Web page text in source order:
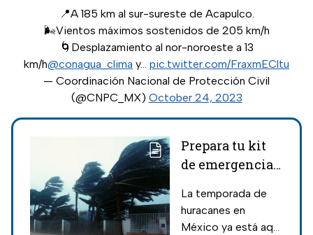
📍A 185 km al sur-sureste de Acapulco.
🌬️Vientos máximos sostenidos de 205 km/h
🌀Desplazamiento al nor-noroeste a 13
km/h@conagua_clima y… pic.twitter.com/FraxmECltu
— Coordinación Nacional de Protección Civil
(@CNPC_MX) October 24, 2023
Prepara tu kit
de emergencia
temporada de
huracanes en
La temporada de
huracanes en
México ya está aquí